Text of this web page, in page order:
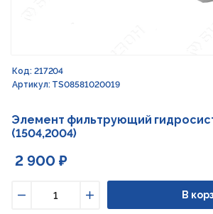
Код: 217204
Артикул: TS08581020019
Элемент фильтрующий
(1504,2004)
2 900 ₽
Увеличить
В